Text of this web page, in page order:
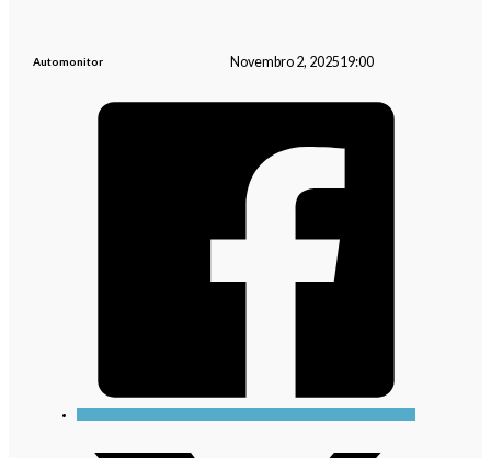
Automonitor Novembro 2, 202519:00